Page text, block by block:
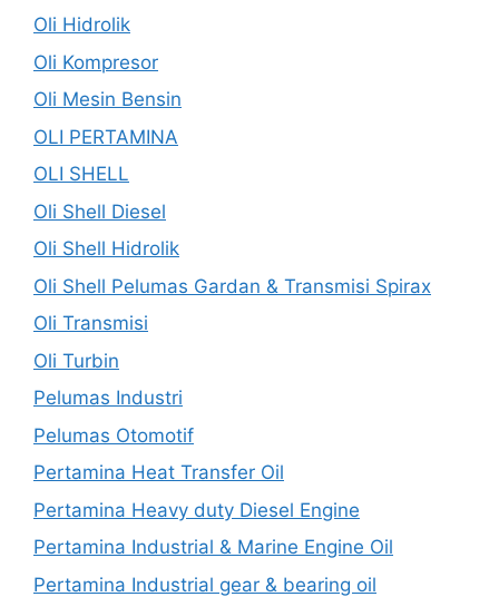
Oli Hidrolik
Oli Kompresor
Oli Mesin Bensin
OLI PERTAMINA
OLI SHELL
Oli Shell Diesel
Oli Shell Hidrolik
Oli Shell Pelumas Gardan & Transmisi Spirax
Oli Transmisi
Oli Turbin
Pelumas Industri
Pelumas Otomotif
Pertamina Heat Transfer Oil
Pertamina Heavy duty Diesel Engine
Pertamina Industrial & Marine Engine Oil
Pertamina Industrial gear & bearing oil